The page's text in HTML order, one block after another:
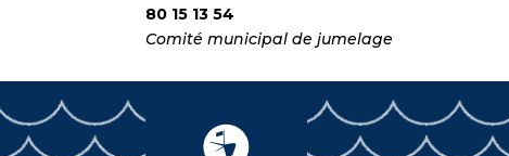
80 15 13 54
Comité municipal de jumelage